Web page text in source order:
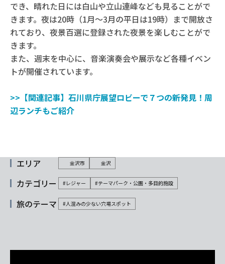
でき、晴れた日には白山や立山連峰なども見ることがで
きます。夜は20時（1月～3月の平日は19時）まで開放さ
れており、夜景百選に登録された夜景を楽しむことがで
きます。
また、週末を中心に、音楽演奏会や展示など各種イベン
トが開催されています。
>>【関連記事】石川県庁展望ロビーで７つの新発見！周
辺ランチもご紹介
エリア 金沢市 金沢
カテゴリー #レジャー #テーマパーク・公園・多目的施設
旅のテーマ #人混みの少ない穴場スポット